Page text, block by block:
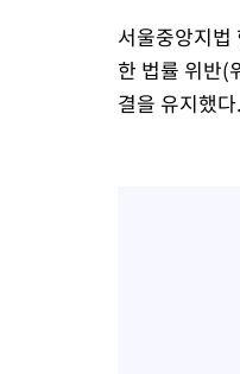
서울중앙지
한 법률 위반(
결을 유지했다.